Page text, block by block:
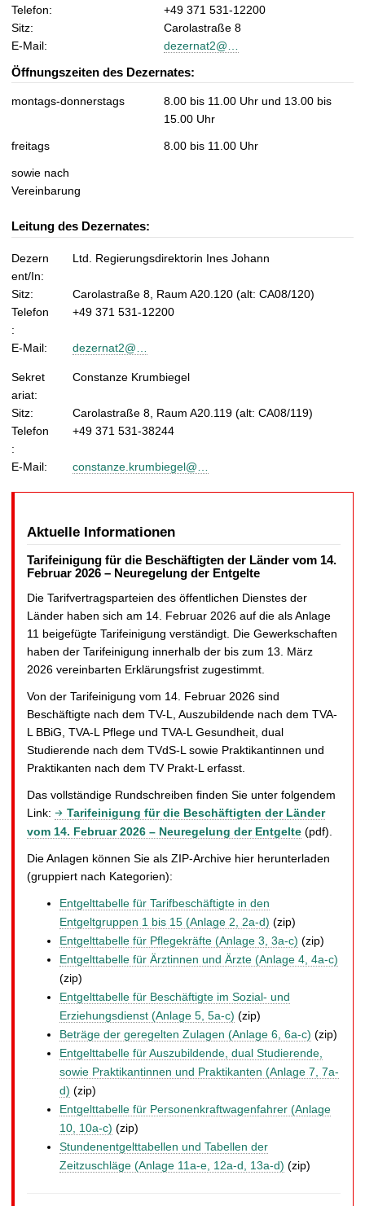
Telefon:
+49 371 531-12200
Sitz:
Carolastraße 8
E-Mail:
dezernat2@…
Öffnungszeiten des Dezernates:
montags-donnerstags
8.00 bis 11.00 Uhr und 13.00 bis
15.00 Uhr
freitags 8.00 bis 11.00 Uhr
sowie nach
Vereinbarung
Leitung des Dezernates:
Dezern
ent/In:
Ltd. Regierungsdirektorin Ines Johann
Sitz:
Carolastraße 8, Raum A20.120 (alt: CA08/120)
Telefon
:
+49 371 531-12200
E-Mail: dezernat2@…
Sekret
ariat:
Constanze Krumbiegel
Sitz:
Carolastraße 8, Raum A20.119 (alt: CA08/119)
Telefon
:
+49 371 531-38244
E-Mail: constanze.krumbiegel@…
Aktuelle Informationen
Tarifeinigung für die Beschäftigten der Länder vom 14.
Februar 2026 – Neuregelung der Entgelte
Die Tarifvertragsparteien des öffentlichen Dienstes der
Länder haben sich am 14. Februar 2026 auf die als Anlage
11 beigefügte Tarifeinigung verständigt. Die Gewerkschaften
haben der Tarifeinigung innerhalb der bis zum 13. März
2026 vereinbarten Erklärungsfrist zugestimmt.
Von der Tarifeinigung vom 14. Februar 2026 sind
Beschäftigte nach dem TV-L, Auszubildende nach dem TVA-
L BBiG, TVA-L Pflege und TVA-L Gesundheit, dual
Studierende nach dem TVdS-L sowie Praktikantinnen und
Praktikanten nach dem TV Prakt-L erfasst.
Das vollständige Rundschreiben finden Sie unter folgendem
Link:
Tarifeinigung für die Beschäftigten der Länder
vom 14. Februar 2026 – Neuregelung der Entgelte (pdf).
Die Anlagen können Sie als ZIP-Archive hier herunterladen
(gruppiert nach Kategorien):
Entgelttabelle für Tarifbeschäftigte in den
Entgeltgruppen 1 bis 15 (Anlage 2, 2a-d) (zip)
Entgelttabelle für Pflegekräfte (Anlage 3, 3a-c) (zip)
Entgelttabelle für Ärztinnen und Ärzte (Anlage 4, 4a-c)
(zip)
Entgelttabelle für Beschäftigte im Sozial- und
Erziehungsdienst (Anlage 5, 5a-c) (zip)
Beträge der geregelten Zulagen (Anlage 6, 6a-c) (zip)
Entgelttabelle für Auszubildende, dual Studierende,
sowie Praktikantinnen und Praktikanten (Anlage 7, 7a-
d) (zip)
Entgelttabelle für Personenkraftwagenfahrer (Anlage
10, 10a-c) (zip)
Stundenentgelttabellen und Tabellen der
Zeitzuschläge (Anlage 11a-e, 12a-d, 13a-d) (zip)